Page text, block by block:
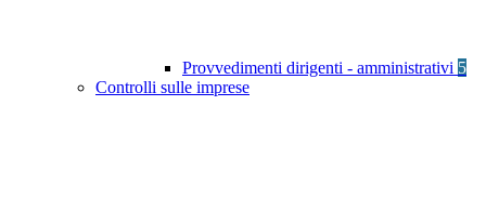
Provvedimenti dirigenti - amministrativi 5
Controlli sulle imprese